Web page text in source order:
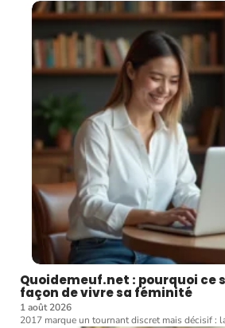
Quoidemeuf.net : pourquoi ce
façon de vivre sa féminité
1 août 2026
2017 marque un tournant discret mais décisif :